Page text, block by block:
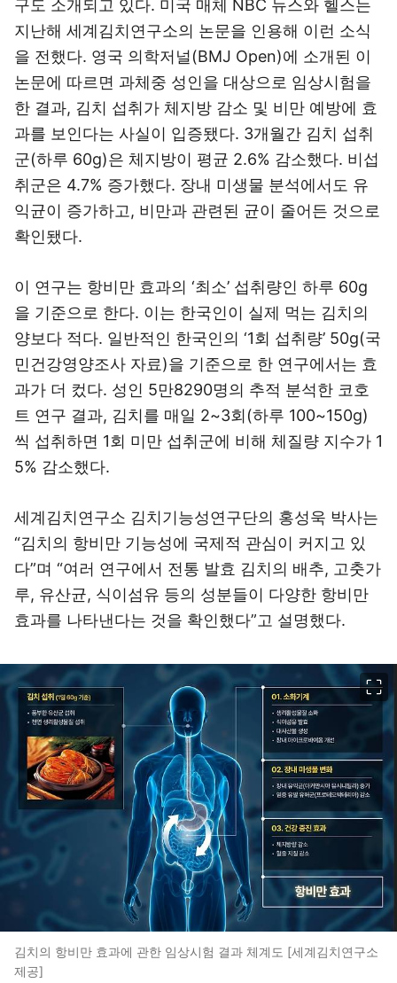
구도 소개되고 있다. 미국 매체 NBC 뉴스와 헬스는
지난해 세계김치연구소의 논문을 인용해 이런 소식
을 전했다. 영국 의학저널(BMJ Open)에 소개된 이
논문에 따르면 과체중 성인을 대상으로 임상시험을
한 결과, 김치 섭취가 체지방 감소 및 비만 예방에 효
과를 보인다는 사실이 입증됐다. 3개월간 김치 섭취
군(하루 60g)은 체지방이 평균 2.6% 감소했다. 비섭
취군은 4.7% 증가했다. 장내 미생물 분석에서도 유
익균이 증가하고, 비만과 관련된 균이 줄어든 것으로
확인됐다.
이 연구는 항비만 효과의 ‘최소’ 섭취량인 하루 60g
을 기준으로 한다. 이는 한국인이 실제 먹는 김치의
양보다 적다. 일반적인 한국인의 ‘1회 섭취량’ 50g(국
민건강영양조사 자료)을 기준으로 한 연구에서는 효
과가 더 컸다. 성인 5만8290명의 추적 분석한 코호
트 연구 결과, 김치를 매일 2~3회(하루 100~150g)
씩 섭취하면 1회 미만 섭취군에 비해 체질량 지수가 1
5% 감소했다.
세계김치연구소 김치기능성연구단의 홍성욱 박사는
“김치의 항비만 기능성에 국제적 관심이 커지고 있
다”며 “여러 연구에서 전통 발효 김치의 배추, 고춧가
루, 유산균, 식이섬유 등의 성분들이 다양한 항비만
효과를 나타낸다는 것을 확인했다”고 설명했다.
김치의 항비만 효과에 관한 임상시험 결과 체계도 [세계김치연구소
제공]